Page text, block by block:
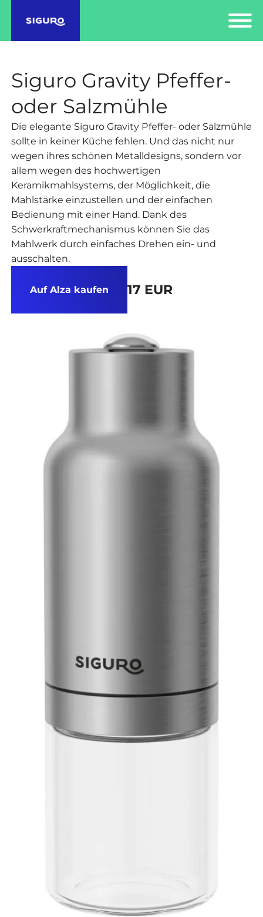
Siguro Gravity Pfeffer-
oder Salzmühle
Die elegante Siguro Gravity Pfeffer- oder Salzmühle
sollte in keiner Küche fehlen. Und das nicht nur
wegen ihres schönen Metalldesigns, sondern vor
allem wegen des hochwertigen
Keramikmahlsystems, der Möglichkeit, die
Mahlstärke einzustellen und der einfachen
Bedienung mit einer Hand. Dank des
Schwerkraftmechanismus können Sie das
Mahlwerk durch einfaches Drehen ein- und
ausschalten.
Auf Alza kaufen 17 EUR